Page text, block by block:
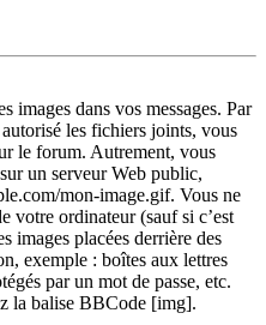
images dans vos messages. Par
les fichiers joints, vous
le forum. Autrement, vous
un serveur Web public,
mon-image.gif. Vous ne
votre ordinateur (sauf si c’est
images placées derrière des
exemple : boîtes aux lettres
par un mot de passe, etc.
la balise BBCode [img].